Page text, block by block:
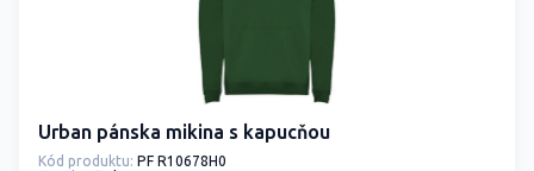
Urban pánska mikina s kapucňou
Kód produktu: PF R10678H0